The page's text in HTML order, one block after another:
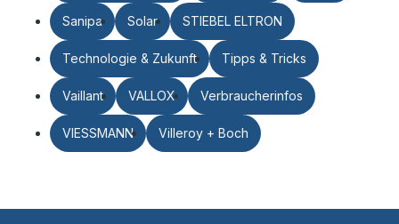
Sanipa Solar STIEBEL ELTRON
Technologie & Zukunft Tipps & Tricks
Vaillant VALLOX Verbraucherinfos
VIESSMANN Villeroy + Boch